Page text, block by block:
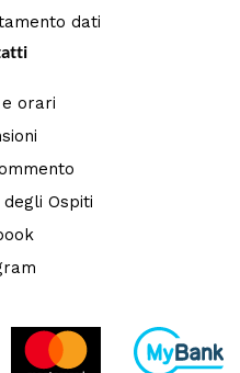
dati
orari
Ospiti